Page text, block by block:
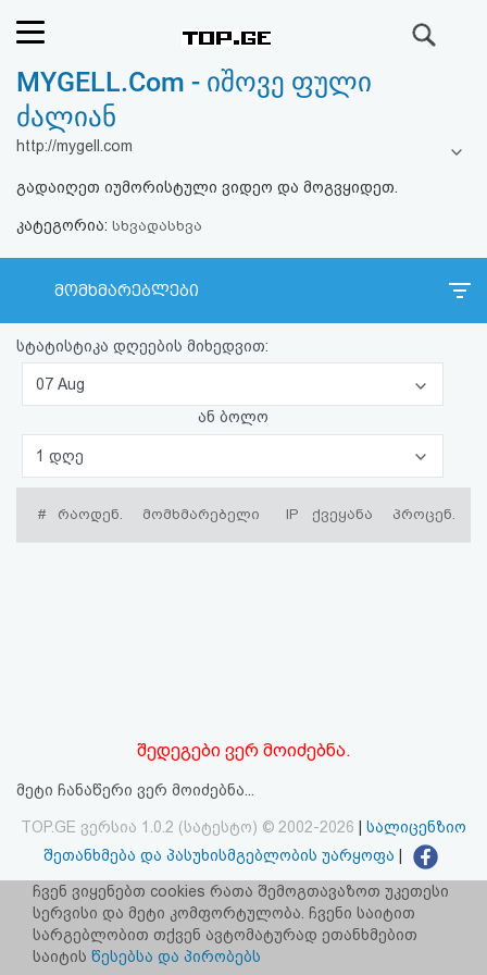
რეიტინგი
(მთავარი)
ფოსტა
პასუხი
ავტორიზაცია
რეგისტრაცია
პაროლის
პასუხისმგებლობის
უარყოფა
MYGELL.Com - იშოვე ფული
ძალიან
http://mygell.com
გადაიღეთ იუმორისტული ვიდეო და მოგვყიდეთ.
კატეგორია: სხვადასხვა
მომხმარებლები
სტატისტიკა დღეების მიხედვით:
07 Aug
ან ბოლო
1 დღე
# რაოდენ. მომხმარებელი IP ქვეყანა პროცენ.
შედეგები ვერ მოიძებნა.
მეტი ჩანაწერი ვერ მოიძებნა...
TOP.GE ვერსია 1.0.2 (სატესტო) © 2002-2026
სალიცენზიო
შეთანხმება და პასუხისმგებლობის უარყოფა
facebook.com/TOP.GE
იხილეთ TOP.GE - ის ძველი ვერსია ბმულზე
ჩვენ ვიყენებთ cookies რათა შემოგთავაზოთ უკეთესი
სერვისი და მეტი კომფორტულობა. ჩვენი საიტით
სარგებლობით თქვენ ავტომატურად ეთანხმებით
საიტის წესებსა და პირობებს